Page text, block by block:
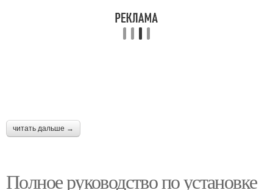
читать дальше →
Полное руководство по установке